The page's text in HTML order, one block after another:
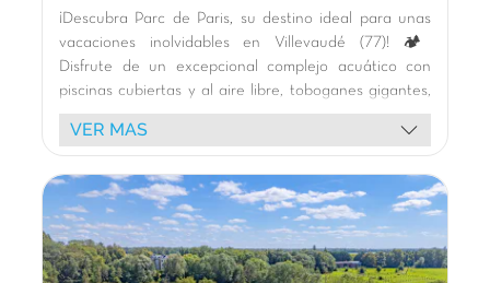
¡Descubra Parc de Paris, su destino ideal para unas
vacaciones inolvidables en Villevaudé (77)! 🏕️
Disfrute de un excepcional complejo acuático con
piscinas cubiertas y al aire libre, toboganes gigantes,
río lento y juegos acuáticos para todas las edades. 🏊‍♀️
Nuestros modernos y cómodos bungalows, algunos
🌿 Los niños se divertirán en los parques infantiles, en
el minigolf o en los campos multideporte. ⚽
Animaciones festivas, como las fiestas de la espuma,
garantizan momentos de alegría. 🥳 Explore los
VER MAS